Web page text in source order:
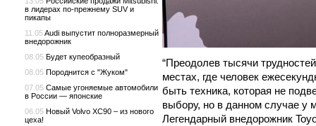
“Преодолев тысячи
местах, где человек
быть техника, которая не
выбору, но в данном случае у
Легендарный внедорожник
в лидерах по-прежнему SUV и
пикапы
11.05Audi выпустит полноразмерный
внедорожник
08.05 Будет купеобразный
08.05 Породнится с "Жуком"
07.05 Самые угоняемые автомобили
в России — японские
06.05 Новый Volvo XC90 – из нового
цеха!